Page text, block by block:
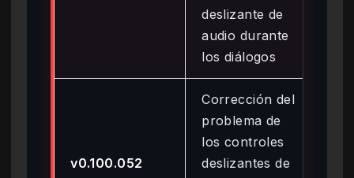
deslizante de
audio durante
los diálogos
v0.100.052
Corrección del
problema de
los controles
deslizantes de